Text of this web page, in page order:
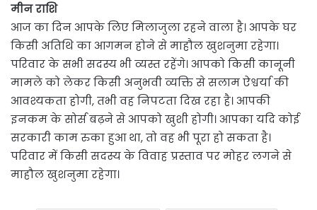
मीन राशि
आज का दिन आपके लिए मिलाजुला रहने वाला है। आपके घर
किसी अतिथि का आगमन होने से माहौल खुशनुमा रहेगा।
परिवार के सभी सदस्य भी व्यस्त रहेंगे। आपको किसी कानूनी
मामले को लेकर किसी अनुभवी व्यक्ति से सलाम ऐश्वर्या की
आवश्यकता होगी, तभी वह निपटता दिख रहा है। आपकी
इनकम के सोर्स बढ़ने से आपको खुशी होगी। आपका यदि कोई
सरकारी काम रुका हुआ था, तो वह भी पूरा हो सकता है।
परिवार में किसी सदस्य के विवाह प्रस्ताव पर मोहर लगने से
माहौल खुशनुमा रहेगा।